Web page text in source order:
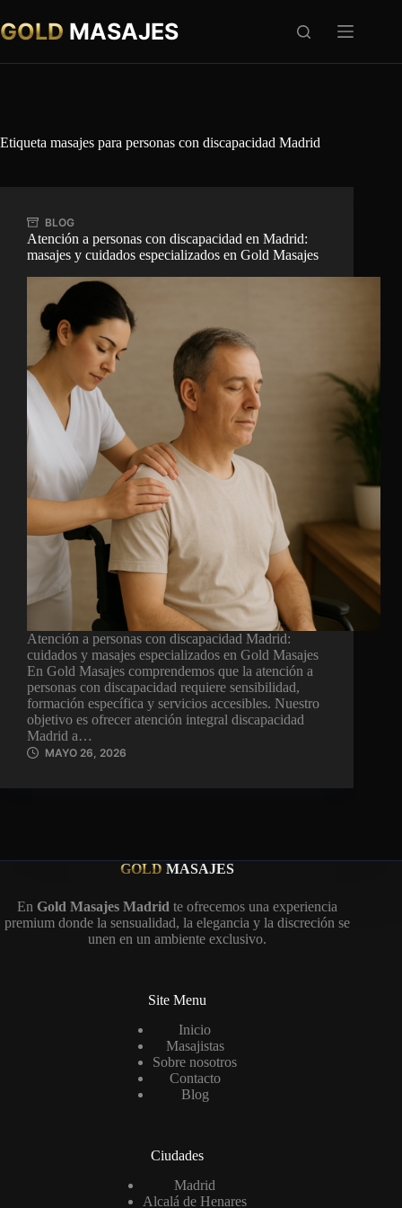
al
contenido
GOLD MASAJES
Etiqueta masajes para personas con discapacidad Madrid
BLOG
Atención a personas con discapacidad en Madrid:
masajes y cuidados especializados en Gold Masajes
Atención a personas con discapacidad Madrid:
cuidados y masajes especializados en Gold Masajes
En Gold Masajes comprendemos que la atención a
personas con discapacidad requiere sensibilidad,
formación específica y servicios accesibles. Nuestro
objetivo es ofrecer atención integral discapacidad
Madrid a…
MAYO 26, 2026
GOLD MASAJES
En Gold Masajes Madrid te ofrecemos una experiencia
premium donde la sensualidad, la elegancia y la discreción se
unen en un ambiente exclusivo.
Site Menu
Inicio
Masajistas
Sobre nosotros
Contacto
Blog
Ciudades
Madrid
Alcalá de Henares